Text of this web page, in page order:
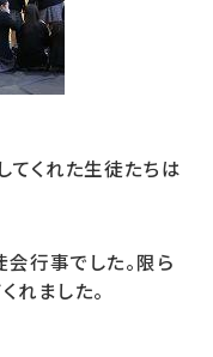
てくれた生徒たちは
行事でした。限ら
れました。